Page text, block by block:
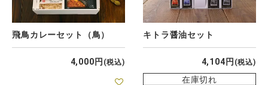
飛鳥カレーセット（鳥）
4,000 税込
キトラ醤油セット
4,104 税込
在庫切れ